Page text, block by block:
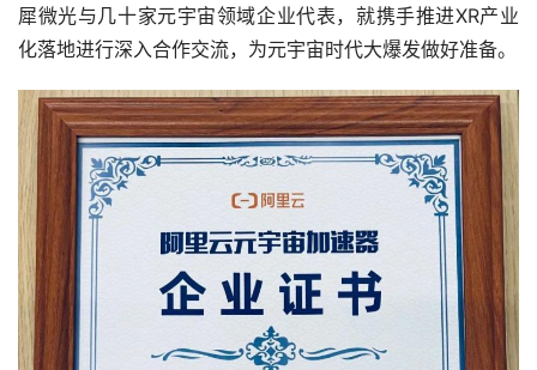
犀微光与几十家元宇宙领域企业代表，就携手推进XR产业
化落地进行深入合作交流，为元宇宙时代大爆发做好准备。